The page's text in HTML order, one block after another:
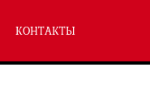
КОНТАКТЫ